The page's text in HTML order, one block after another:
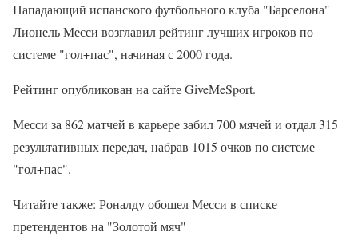
Нападающий испанского футбольного клуба "Барселона"
Лионель Месси возглавил рейтинг лучших игроков по
системе "гол+пас", начиная с 2000 года.
Рейтинг опубликован на сайте GiveMeSport.
Месси за 862 матчей в карьере забил 700 мячей и отдал 315
результативных передач, набрав 1015 очков по системе
"гол+пас".
Читайте также: Роналду обошел Месси в списке
претендентов на "Золотой мяч"